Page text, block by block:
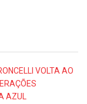
VOLTA AO
AZUL